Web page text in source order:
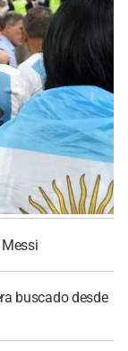
buscado desde